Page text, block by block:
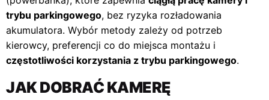
trybu parkingowego, bez ryzyka rozładowania
akumulatora. Wybór metody zależy od potrzeb
kierowcy, preferencji co do miejsca montażu i
częstotliwości korzystania z trybu parkingowego.
JAK DOBRAĆ KAMERĘ